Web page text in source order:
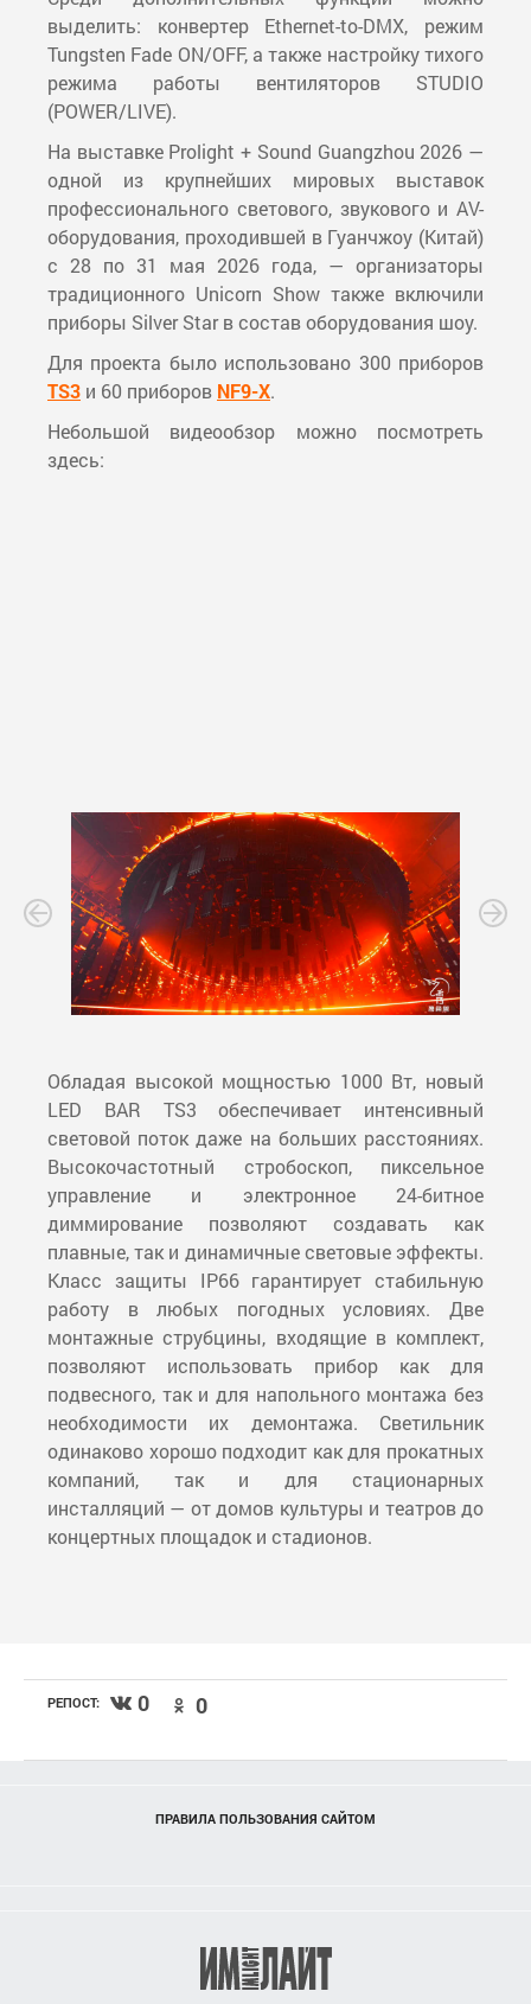
выделить: конвертер Ethernet-to-DMX, режим
Tungsten Fade ON/OFF, а также настройку тихого
режима работы вентиляторов STUDIO
(POWER/LIVE).
На выставке Prolight + Sound Guangzhou 2026 —
одной из крупнейших мировых выставок
профессионального светового, звукового и AV-
оборудования, проходившей в Гуанчжоу (Китай)
с 28 по 31 мая 2026 года, — организаторы
традиционного Unicorn Show также включили
приборы Silver Star в состав оборудования шоу.
Для проекта было использовано 300 приборов
TS3 и 60 приборов NF9-X.
Небольшой видеообзор можно посмотреть
здесь:
Обладая высокой мощностью 1000 Вт, новый
LED BAR TS3 обеспечивает интенсивный
световой поток даже на больших расстояниях.
Высокочастотный стробоскоп, пиксельное
управление и электронное 24-битное
диммирование позволяют создавать как
плавные, так и динамичные световые эффекты.
Класс защиты IP66 гарантирует стабильную
работу в любых погодных условиях. Две
монтажные струбцины, входящие в комплект,
позволяют использовать прибор как для
подвесного, так и для напольного монтажа без
необходимости их демонтажа. Светильник
одинаково хорошо подходит как для прокатных
компаний, так и для стационарных
инсталляций — от домов культуры и театров до
концертных площадок и стадионов.
РЕПОСТ: 0 0
ПРАВИЛА ПОЛЬЗОВАНИЯ САЙТОМ